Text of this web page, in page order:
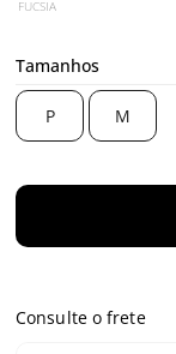
FUCSIA
Tamanhos
P M
Consulte o frete